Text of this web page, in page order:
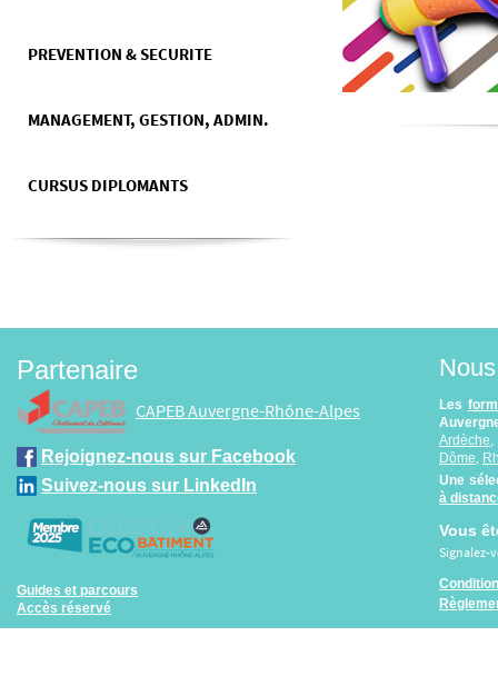
PREVENTION & SECURITE
MANAGEMENT, GESTION, ADMIN.
CURSUS DIPLOMANTS
Partenaire
CAPEB Auvergne-Rhône-Alpes
Rejoignez-nous sur Facebook
Suivez-nous sur LinkedIn
Guides et parcours
Accès réservé
Les
Ardèche
Dôme
Une
à
Vous
Signalez-